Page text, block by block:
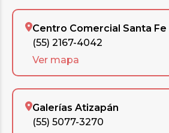
Centro Comercial Santa Fe
(55) 2167-4042
Ver mapa
Galerías Atizapán
(55) 5077-3270